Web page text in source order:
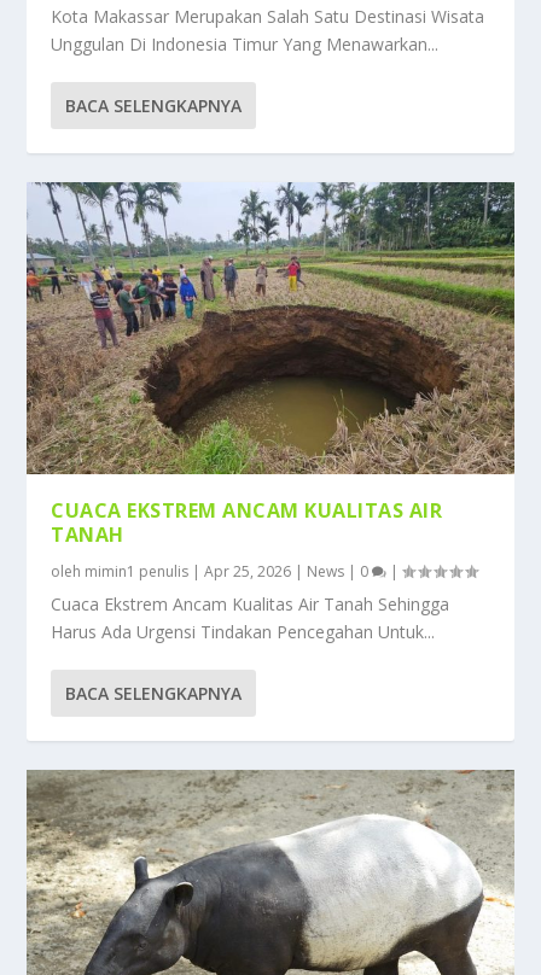
Kota Makassar Merupakan Salah Satu Destinasi Wisata
Unggulan Di Indonesia Timur Yang Menawarkan...
BACA SELENGKAPNYA
CUACA EKSTREM ANCAM KUALITAS AIR
TANAH
oleh mimin1 penulis |Apr 25, 2026 | News | 0 |
Cuaca Ekstrem Ancam Kualitas Air Tanah Sehingga
Harus Ada Urgensi Tindakan Pencegahan Untuk...
BACA SELENGKAPNYA